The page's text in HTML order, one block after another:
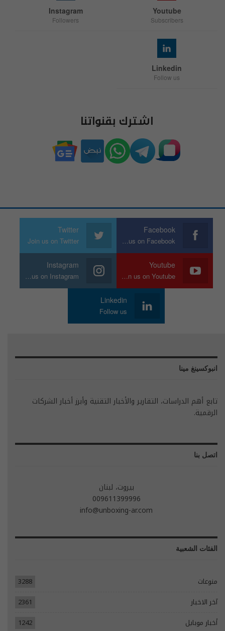
Youtube
Subscribers
Instagram
Followers
Linkedin
Follow us
اشترك بقنواتنا
Facebook
Join us on Facebook
Twitter
Join us on Twitter
Youtube
Join us on Youtube
Instagram
Join us on Instagram
Linkedin
Follow us
انبوكسينغ مينا
تابع أهم الدراسات، التقارير والأخبار التقنية وأبرز أخبار الشركات
الرقمية.
اتصل بنا
بيروت، لبنان
009611399996
info@unboxing-ar.com
الفئات الشعبية
منوعات
3288
آخر الاخبار
2361
أخبار موبايل
1242